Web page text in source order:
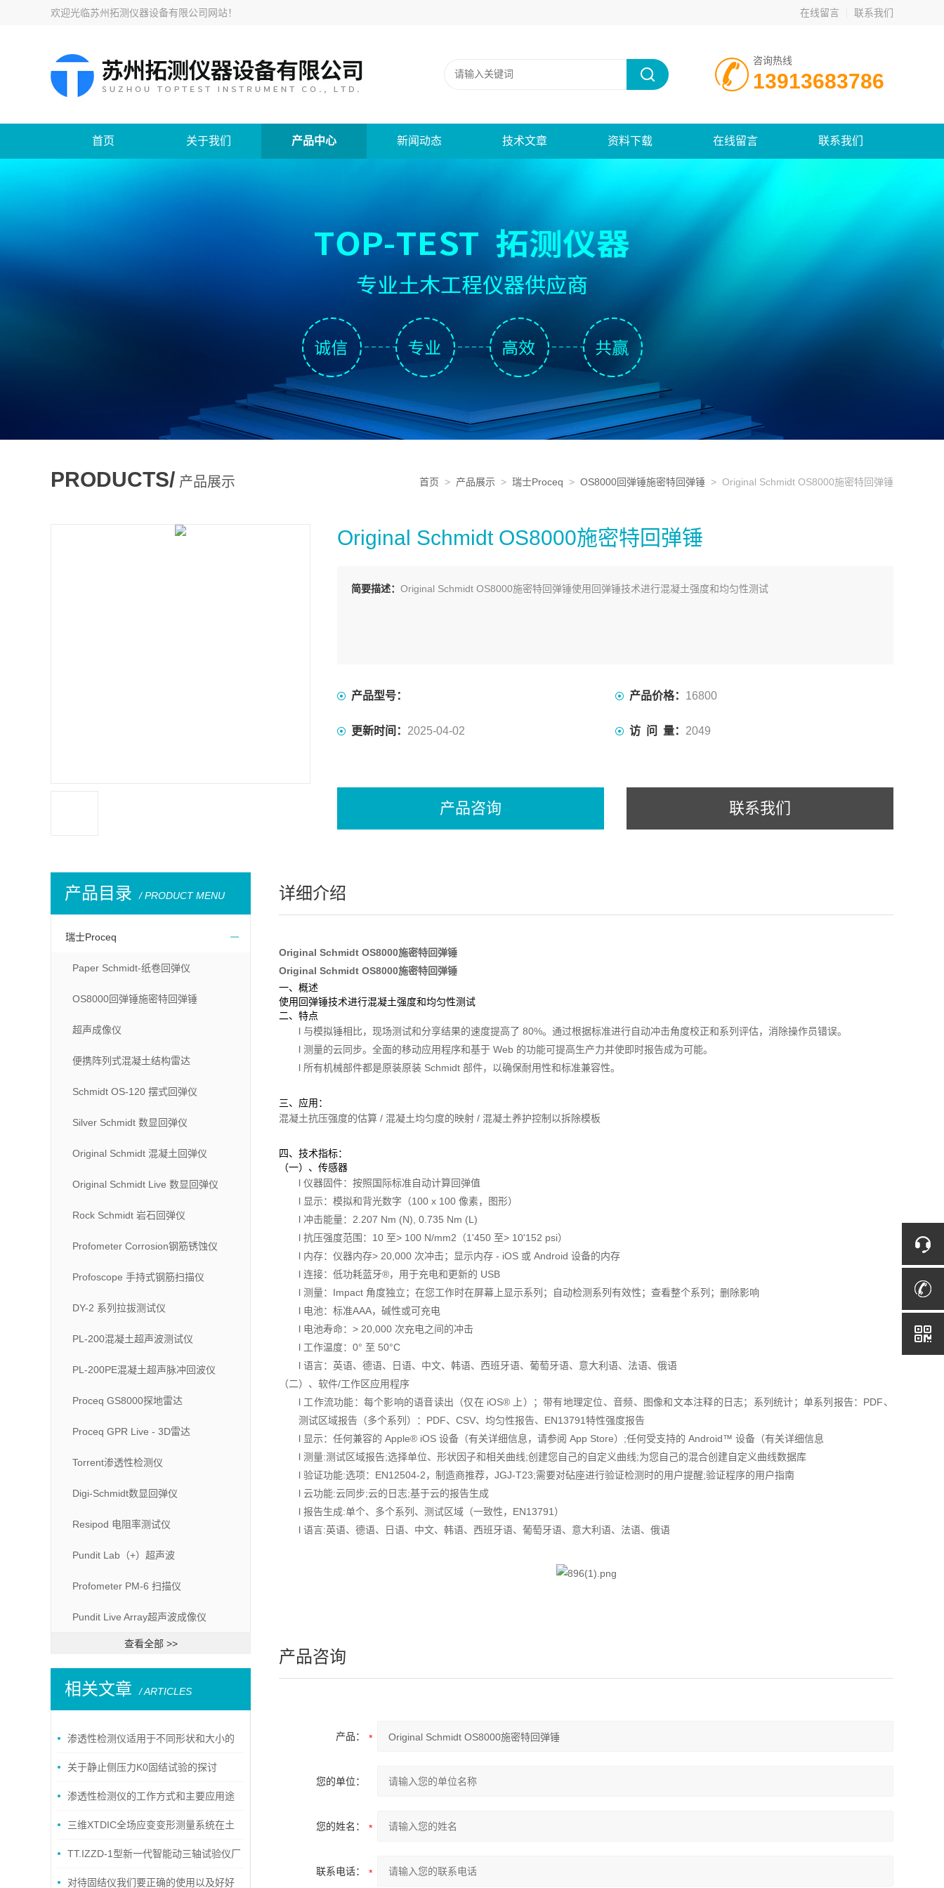
欢迎光临苏州拓测仪器设备有限公司网站！ 在线留言 联系我们
咨询热线
13913683786
首页 关于我们 产品中心 新闻动态 技术文章 资料下载 在线留言 联系我们
PRODUCTS/ 产品展示 首页 > 产品展示 > 瑞士Proceq > OS8000回弹锤施密特回弹锤 > Original Schmidt OS8000施密特回弹锤
Original Schmidt OS8000施密特回弹锤
简要描述： Original Schmidt OS8000施密特回弹锤使用回弹锤技术进行混凝土强度和均匀性测试
产品型号： 产品价格： 16800
更新时间： 2025-04-02 访 问 量： 2049
产品咨询 联系我们
产品目录 / PRODUCT MENU
瑞士Proceq
Paper Schmidt-纸卷回弹仪
OS8000回弹锤施密特回弹锤
超声成像仪
便携阵列式混凝土结构雷达
Schmidt OS-120 摆式回弹仪
Silver Schmidt 数显回弹仪
Original Schmidt 混凝土回弹仪
Original Schmidt Live 数显回弹仪
Rock Schmidt 岩石回弹仪
Profometer Corrosion钢筋锈蚀仪
Profoscope 手持式钢筋扫描仪
DY-2 系列拉拔测试仪
PL-200混凝土超声波测试仪
PL-200PE混凝土超声脉冲回波仪
Proceq GS8000探地雷达
Proceq GPR Live - 3D雷达
Torrent渗透性检测仪
Digi-Schmidt数显回弹仪
Resipod 电阻率测试仪
Pundit Lab（+）超声波
Profometer PM-6 扫描仪
Pundit Live Array超声波成像仪
查看全部 >>
相关文章 / ARTICLES
渗透性检测仪适用于不同形状和大小的
样品关于静止侧压力K0固结试验的探讨
渗透性检测仪的工作方式和主要应用途
径 三维XTDIC全场应变变形测量系统在土
木工程领域案例
TT.IZZD-1型新一代智能动三轴试验仪厂
家 对待固结仪我们要正确的使用以及好好
详细介绍
Original Schmidt OS8000施密特回弹锤
Original Schmidt OS8000施密特回弹锤
一、概述
使用回弹锤技术进行混凝土强度和均匀性测试
二、特点
l 与模拟锤相比，现场测试和分享结果的速度提高了 80%。通过根据标准进行自动冲击角度校正和系列评估，消除操作员错误。
l 测量的云同步。全面的移动应用程序和基于 Web 的功能可提高生产力并使即时报告成为可能。
l 所有机械部件都是原装原装 Schmidt 部件，以确保耐用性和标准兼容性。
三、应用：
混凝土抗压强度的估算 / 混凝土均匀度的映射 / 混凝土养护控制以拆除模板
四、技术指标：
（一）、传感器
l 仪器固件：按照国际标准自动计算回弹值
l 显示：模拟和背光数字（100 x 100 像素，图形）
l 冲击能量：2.207 Nm (N), 0.735 Nm (L)
l 抗压强度范围：10 至> 100 N/mm2（1'450 至> 10'152 psi）
l 内存：仪器内存> 20,000 次冲击；显示内存 - iOS 或 Android 设备的内存
l 连接：低功耗蓝牙®，用于充电和更新的 USB
l 测量：Impact 角度独立；在您工作时在屏幕上显示系列；自动检测系列有效性；查看整个系列；删除影响
l 电池：标准AAA，碱性或可充电
l 电池寿命：> 20,000 次充电之间的冲击
l 工作温度：0° 至 50°C
l 语言：英语、德语、日语、中文、韩语、西班牙语、葡萄牙语、意大利语、法语、俄语
（二）、软件/工作区应用程序
l 工作流功能：每个影响的语音读出（仅在 iOS® 上）；带有地理定位、音频、图像和文本注释的日志；系列统计；单系列报告：PDF、CSV
测试区域报告（多个系列）：PDF、CSV、均匀性报告、EN13791特性强度报告
l 显示：任何兼容的 Apple® iOS 设备（有关详细信息，请参阅 App Store）;任何受支持的 Android™ 设备（有关详细信息
l 测量:测试区域报告;选择单位、形状因子和相关曲线;创建您自己的自定义曲线;为您自己的混合创建自定义曲线数据库
l 验证功能:选项：EN12504-2，制造商推荐，JGJ-T23;需要对砧座进行验证检测时的用户提醒;验证程序的用户指南
l 云功能:云同步;云的日志;基于云的报告生成
l 报告生成:单个、多个系列、测试区域（一致性，EN13791）
l 语言:英语、德语、日语、中文、韩语、西班牙语、葡萄牙语、意大利语、法语、俄语
产品咨询
产品：
您的单位：
您的姓名：
联系电话：